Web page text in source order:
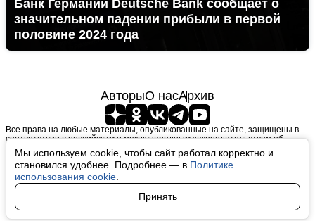
Мы используем cookie, чтобы сайт работал корректно и
становился удобнее. Подробнее — в Политике
использования cookie
Принять
Банк Германии Deutsche Bank сообщает о
значительном падении прибыли в первой
половине 2024 года
АвторыО насАрхив
Все права на любые материалы, опубликованные на сайте, защищены в
соответствии с российским и международным законодательством об
интеллектуальной собственности. Любое использование текстовых, фото,
аудио и видеоматериалов возможно только с согласия правообладателя
(finfeel.ru). Персональные данные (ФЗ 152). При полном или частичном
использовании материалов finfeel.ru активная индексируемая гиперссылка
на исходный материал обязательна. Запрещено для детей. Оригинал
Пользовательское соглашение
Политика конфиденциальности
Политика использования cookie